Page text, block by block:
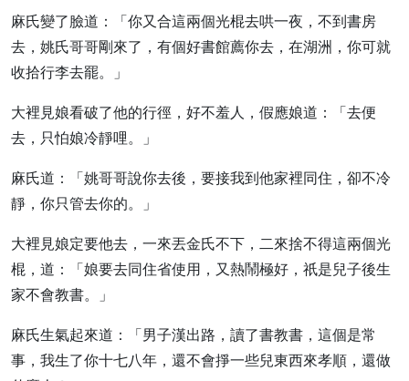
麻氏變了臉道：「你又合這兩個光棍去哄一夜，不到書房
去，姚氏哥哥剛來了，有個好書館薦你去，在湖洲，你可就
收拾行李去罷。」
大裡見娘看破了他的行徑，好不羞人，假應娘道：「去便
去，只怕娘冷靜哩。」
麻氏道：「姚哥哥說你去後，要接我到他家裡同住，卻不冷
靜，你只管去你的。」
大裡見娘定要他去，一來丟金氏不下，二來捨不得這兩個光
棍，道：「娘要去同住省使用，又熱鬧極好，祇是兒子後生
家不會教書。」
麻氏生氣起來道：「男子漢出路，讀了書教書，這個是常
事，我生了你十七八年，還不會掙一些兒東西來孝順，還做